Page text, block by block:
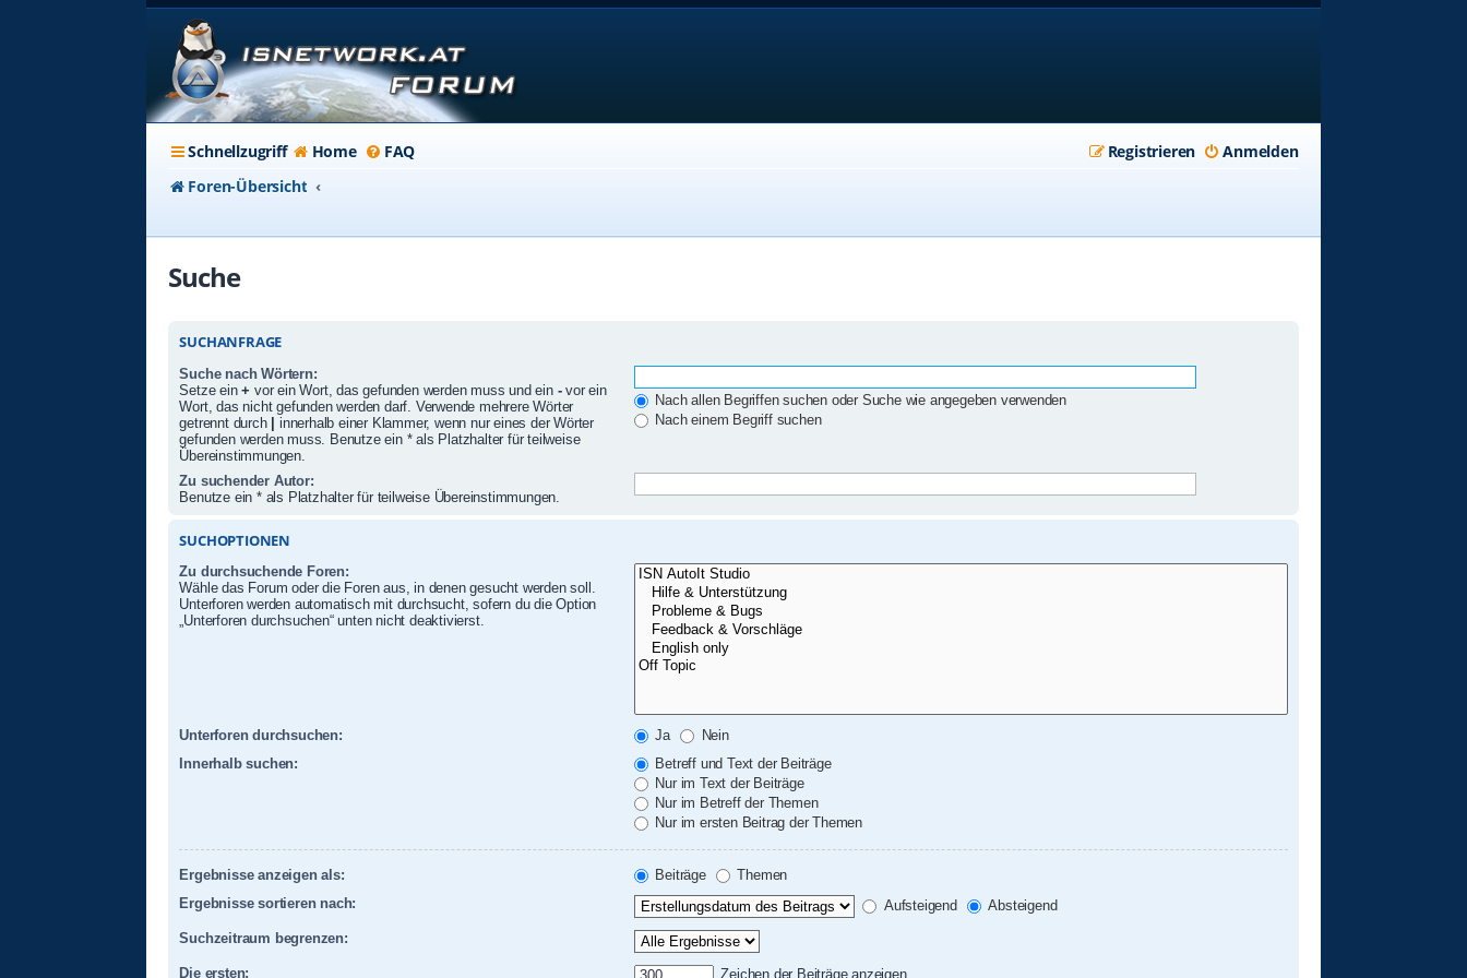
Schnellzugriff Home FAQ Anmelden
Registrieren
Foren-Übersicht
Suche
SUCHANFRAGE
Suche nach Wörtern:
Setze ein+ vor ein Wort, das gefunden werden muss und ein -vor ein
Wort, das nicht gefunden werden darf. Verwende mehrere Wörter
getrennt durch | innerhalb einer Klammer, wenn nur eines der Wörter
gefunden werden muss. Benutze ein * als Platzhalter für teilweise
Übereinstimmungen.
Nach allen Begriffen suchen oder Suche wie angegeben verwenden
Nach einem Begriff suchen
Zu suchender Autor:
Benutze ein * als Platzhalter für teilweise Übereinstimmungen.
SUCHOPTIONEN
Zu durchsuchende Foren:
Wähle das Forum oder die Foren aus, in denen gesucht werden soll.
Unterforen werden automatisch mit durchsucht, sofern du die Option
„Unterforen durchsuchen“ unten nicht deaktivierst.
Unterforen durchsuchen: Ja
Nein
Innerhalb suchen:
Betreff und Text der Beiträge
Nur im Text der Beiträge
Nur im Betreff der Themen
Nur im ersten Beitrag der Themen
Ergebnisse anzeigen als: Beiträge
Themen
Ergebnisse sortieren nach:
Aufsteigend Absteigend
Suchzeitraum begrenzen:
Die ersten: Zeichen der Beiträge anzeigen